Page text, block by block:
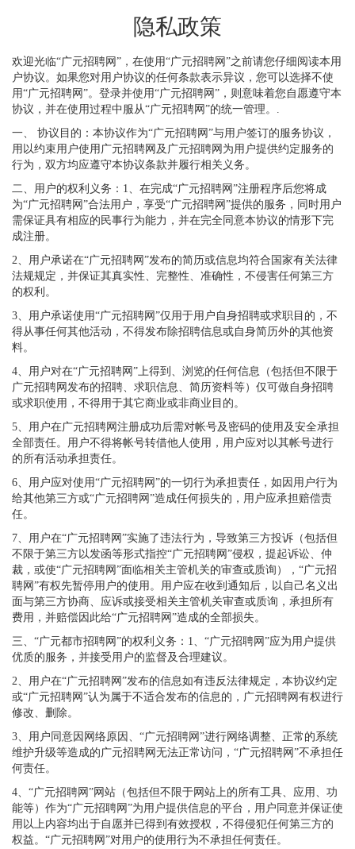
隐私政策
欢迎光临“广元招聘网”，在使用“广元招聘网”之前请您仔细阅读本用
户协议。如果您对用户协议的任何条款表示异议，您可以选择不使
用“广元招聘网”。登录并使用“广元招聘网”，则意味着您自愿遵守本
协议，并在使用过程中服从“广元招聘网”的统一管理。.
一、 协议目的：本协议作为“广元招聘网”与用户签订的服务协议，
用以约束用户使用广元招聘网及广元招聘网为用户提供约定服务的
行为，双方均应遵守本协议条款并履行相关义务。
二、用户的权利义务：1、在完成“广元招聘网”注册程序后您将成
为“广元招聘网”合法用户，享受“广元招聘网”提供的服务，同时用户
需保证具有相应的民事行为能力，并在完全同意本协议的情形下完
成注册。
2、用户承诺在“广元招聘网”发布的简历或信息均符合国家有关法律
法规规定，并保证其真实性、完整性、准确性，不侵害任何第三方
的权利。
3、用户承诺使用“广元招聘网”仅用于用户自身招聘或求职目的，不
得从事任何其他活动，不得发布除招聘信息或自身简历外的其他资
料。
4、用户对在“广元招聘网”上得到、浏览的任何信息（包括但不限于
广元招聘网发布的招聘、求职信息、简历资料等）仅可做自身招聘
或求职使用，不得用于其它商业或非商业目的。
5、用户在广元招聘网注册成功后需对帐号及密码的使用及安全承担
全部责任。用户不得将帐号转借他人使用，用户应对以其帐号进行
的所有活动承担责任。
6、用户应对使用“广元招聘网”的一切行为承担责任，如因用户行为
给其他第三方或“广元招聘网”造成任何损失的，用户应承担赔偿责
任。
7、用户在“广元招聘网”实施了违法行为，导致第三方投诉（包括但
不限于第三方以发函等形式指控“广元招聘网”侵权，提起诉讼、仲
裁，或使“广元招聘网”面临相关主管机关的审查或质询），“广元招
聘网”有权先暂停用户的使用。用户应在收到通知后，以自己名义出
面与第三方协商、应诉或接受相关主管机关审查或质询，承担所有
费用，并赔偿因此给“广元招聘网”造成的全部损失。
三、“广元都市招聘网”的权利义务：1、“广元招聘网”应为用户提供
优质的服务，并接受用户的监督及合理建议。
2、用户在“广元招聘网”发布的信息如有违反法律规定，本协议约定
或“广元招聘网”认为属于不适合发布的信息的，广元招聘网有权进行
修改、删除。
3、用户同意因网络原因、“广元招聘网”进行网络调整、正常的系统
维护升级等造成的广元招聘网无法正常访问，“广元招聘网”不承担任
何责任。
4、“广元招聘网”网站（包括但不限于网站上的所有工具、应用、功
能等）作为“广元招聘网”为用户提供信息的平台，用户同意并保证使
用以上内容均出于自愿并已得到有效授权，不得侵犯任何第三方的
权益。“广元招聘网”对用户的使用行为不承担任何责任。